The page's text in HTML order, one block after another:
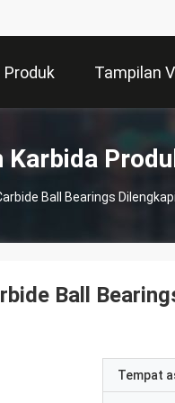
Produk Tampilan
Karbida
Ball
Tempat